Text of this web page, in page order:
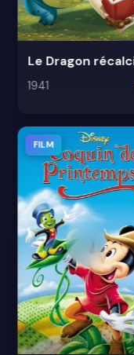
1941
FILM